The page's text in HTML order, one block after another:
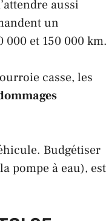
aussi
un
et 150 000 km.
casse, les
Budgétiser
pompe à eau), est